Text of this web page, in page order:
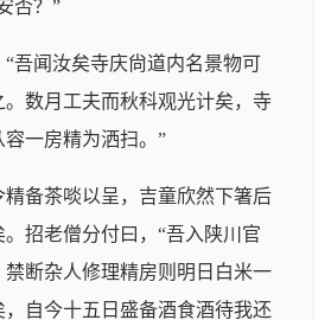
否？”
“吾闻汝矣寺庆尙道内名景物可
数月工夫而秋科观光计矣，寺
一房精为洒扫。”
精备茶啖以呈，吉童欣然下箸后
招老僧分付曰，“吾入陕川官
禁断杂人修理精房则明日白米一
自今十五日盛备酒食酒待我还